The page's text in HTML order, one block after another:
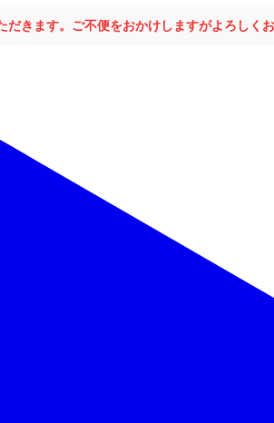
きます。ご不便をおかけしますがよろしくお